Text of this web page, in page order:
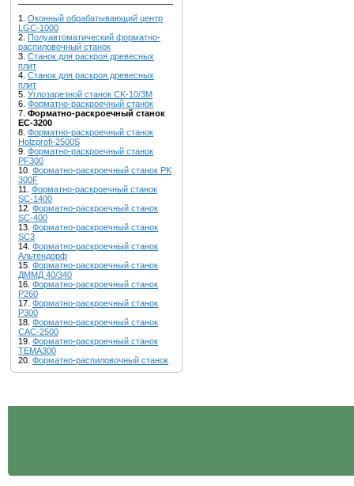
1. Оконный обрабатывающий центр
LGC-1000
2. Полуавтоматический форматно-
распиловочный станок
3. Станок для раскроя древесных
плит
4. Станок для раскроя древесных
плит
5. Углозарезной станок CK-10/3M
6. Форматно-раскроечный станок
7. Форматно-раскроечный станок
EC-3200
8. Форматно-раскроечный станок
Holzprofi-2500S
9. Форматно-раскроечный станок
PF300
10. Форматно-раскроечный станок PK
300F
11. Форматно-раскроечный станок
SC-1400
12. Форматно-раскроечный станок
SC-400
13. Форматно-раскроечный станок
SC3
14. Форматно-раскроечный станок
Альтендорф
15. Форматно-раскроечный станок
ДММД 40/340
16. Форматно-раскроечный станок
Р260
17. Форматно-раскроечный станок
Р300
18. Форматно-раскроечный станок
САС-2500
19. Форматно-раскроечный станок
ТЕМА300
20. Форматно-распиловочный станок